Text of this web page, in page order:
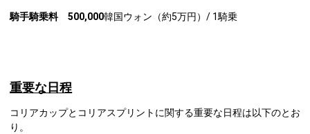
騎手騎乗料 500,000韓国ウォン（約5万円）/ 1騎乗
重要な日程
コリアカップとコリアスプリントに関する重要な日程は以下のとお
り。